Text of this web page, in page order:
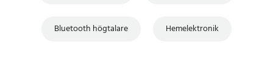
Bluetooth högtalare Hemelektronik